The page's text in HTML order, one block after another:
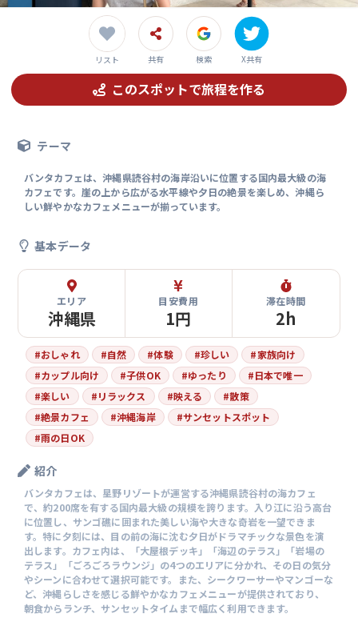
リスト 共有 検索 X共有
このスポットで旅程を作る
テーマ
バンタカフェは、沖縄県読谷村の海岸沿いに位置する国内最大級の海
カフェです。崖の上から広がる水平線や夕日の絶景を楽しめ、沖縄ら
しい鮮やかなカフェメニューが揃っています。
基本データ
エリア
沖縄県
目安費用
1円
滞在時間
2h
#おしゃれ #自然 #体験 #珍しい #家族向け
#カップル向け #子供OK #ゆったり #日本で唯一
#楽しい #リラックス #映える #散策
#絶景カフェ #沖縄海岸 #サンセットスポット
#雨の日OK
紹介
バンタカフェは、星野リゾートが運営する沖縄県読谷村の海カフェ
で、約200席を有する国内最大級の規模を誇ります。入り江に沿う高台
に位置し、サンゴ礁に囲まれた美しい海や大きな奇岩を一望できま
す。特に夕刻には、目の前の海に沈む夕日がドラマチックな景色を演
出します。カフェ内は、「大屋根デッキ」「海辺のテラス」「岩場の
テラス」「ごろごろラウンジ」の4つのエリアに分かれ、その日の気分
やシーンに合わせて選択可能です。また、シークワーサーやマンゴーな
ど、沖縄らしさを感じる鮮やかなカフェメニューが提供されており、
朝食からランチ、サンセットタイムまで幅広く利用できます。